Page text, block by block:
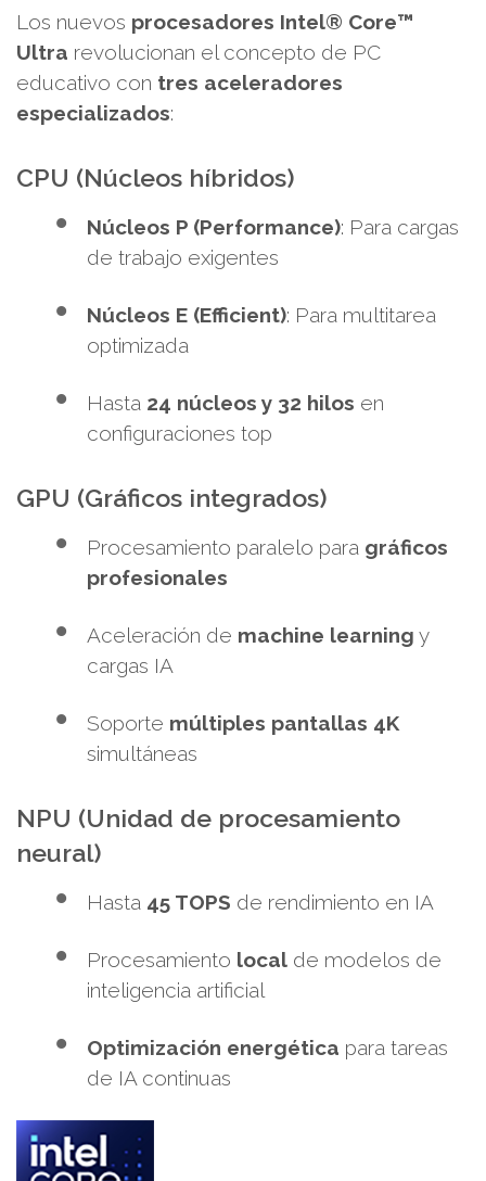
Los nuevos procesadores Intel® Core™
Ultra revolucionan el concepto de PC
educativo con tres aceleradores
especializados:
CPU (Núcleos híbridos)
Núcleos P (Performance): Para cargas
de trabajo exigentes
Núcleos E (Efficient): Para multitarea
optimizada
Hasta 24 núcleos y 32 hilos en
configuraciones top
GPU (Gráficos integrados)
Procesamiento paralelo para gráficos
profesionales
Aceleración de machine learning y
cargas IA
Soporte múltiples pantallas 4K
simultáneas
NPU (Unidad de procesamiento
neural)
Hasta 45 TOPS de rendimiento en IA
Procesamiento local de modelos de
inteligencia artificial
Optimización energética para tareas
de IA continuas